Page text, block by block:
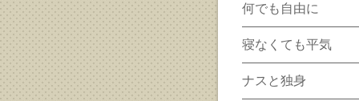
何でも自由に
寝なくても平気
ナスと独身